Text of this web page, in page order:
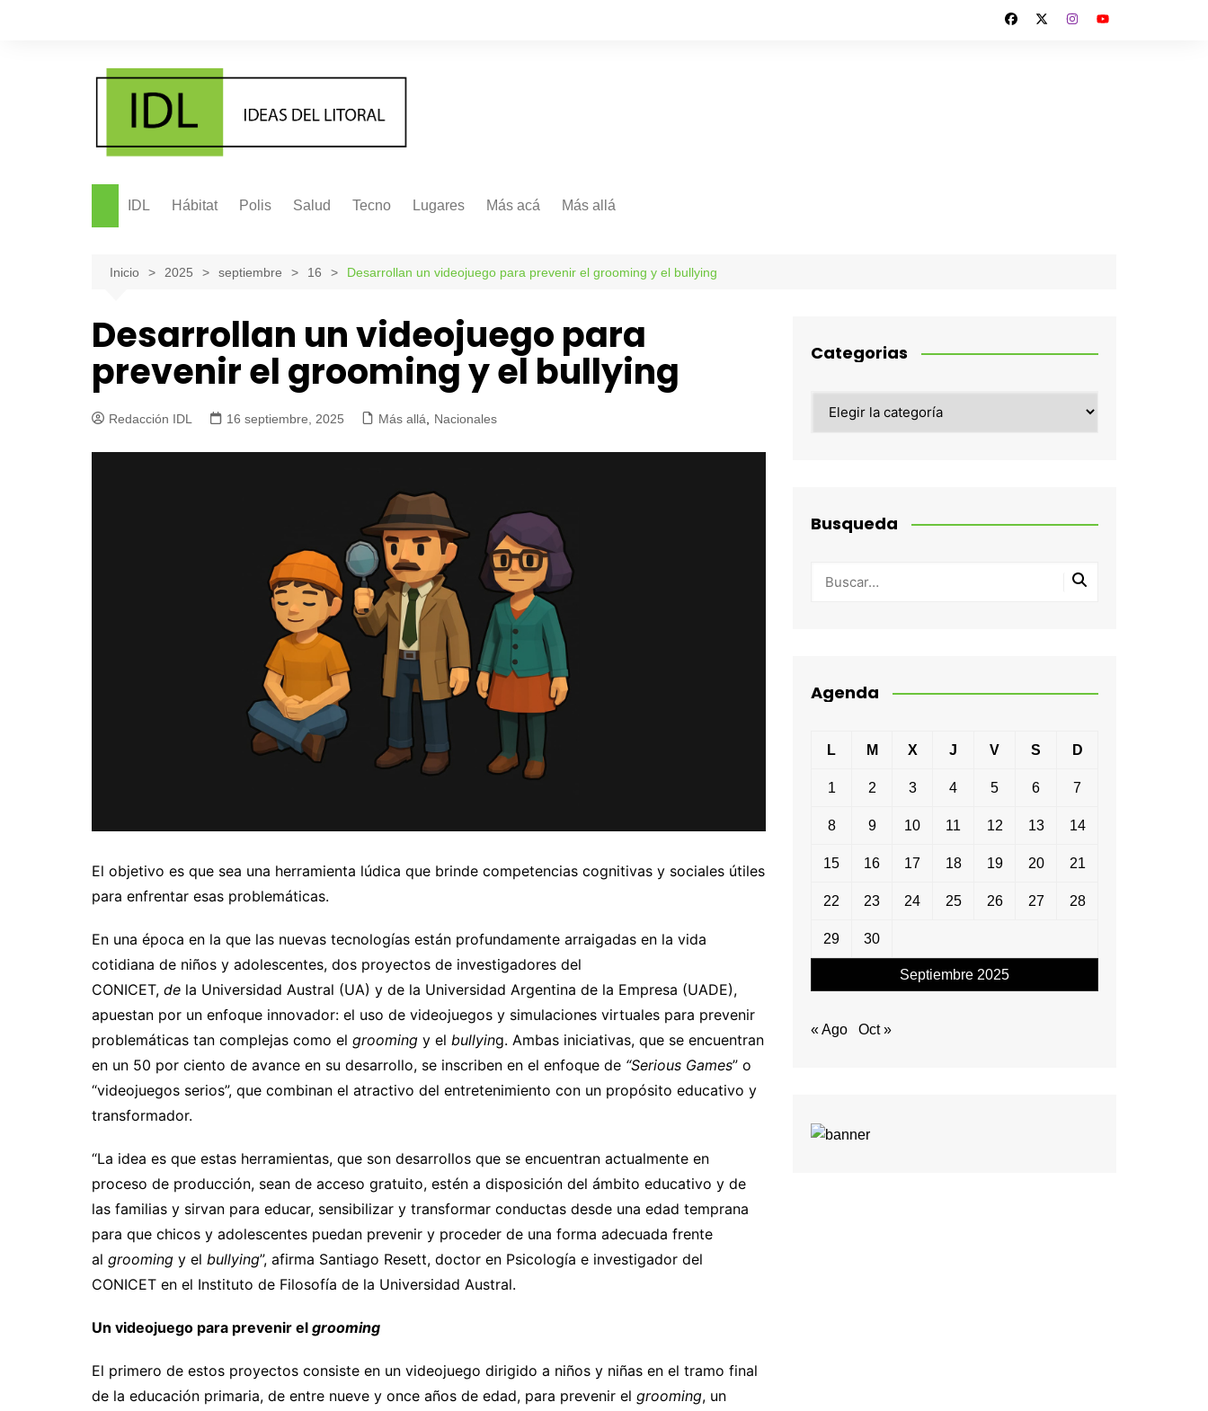
IDL Hábitat Polis Salud Tecno Lugares Más acá Más allá
Internacionales Más allá
Inicio 2025 septiembre 16 Desarrollan un videojuego para prevenir el grooming y el bullying
Desarrollan un videojuego para
prevenir el grooming y el bullying
Redacción IDL 16 septiembre, 2025 Más allá, Nacionales
El objetivo es que sea una herramienta lúdica que brinde competencias cognitivas y sociales útiles
para enfrentar esas problemáticas.
En una época en la que las nuevas tecnologías están profundamente arraigadas en la vida
cotidiana de niños y adolescentes, dos proyectos de investigadores del
CONICET, de la Universidad Austral (UA) y de la Universidad Argentina de la Empresa (UADE),
apuestan por un enfoque innovador: el uso de videojuegos y simulaciones virtuales para prevenir
problemáticas tan complejas como el grooming y el bullying. Ambas iniciativas, que se encuentran
en un 50 por ciento de avance en su desarrollo, se inscriben en el enfoque de “Serious Games” o
“videojuegos serios”, que combinan el atractivo del entretenimiento con un propósito educativo y
transformador.
“La idea es que estas herramientas, que son desarrollos que se encuentran actualmente en
proceso de producción, sean de acceso gratuito, estén a disposición del ámbito educativo y de
las familias y sirvan para educar, sensibilizar y transformar conductas desde una edad temprana
para que chicos y adolescentes puedan prevenir y proceder de una forma adecuada frente
al grooming y el bullying”, afirma Santiago Resett, doctor en Psicología e investigador del
CONICET en el Instituto de Filosofía de la Universidad Austral.
Un videojuego para prevenir el grooming
El primero de estos proyectos consiste en un videojuego dirigido a niños y niñas en el tramo final
de la educación primaria, de entre nueve y once años de edad, para prevenir el grooming, un
Categorias
Busqueda
Agenda
Septiembre 2025
L M X J V S D
1 2 3 4 5 6 7
8 9 10 11 12 13 14
15 16 17 18 19 20 21
22 23 24 25 26 27 28
29 30
« Ago Oct »